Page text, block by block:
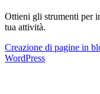
Ottieni gli strumenti per
tua attività.
Creazione di pagine in
WordPress